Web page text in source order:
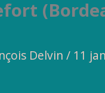
Delvin / 11